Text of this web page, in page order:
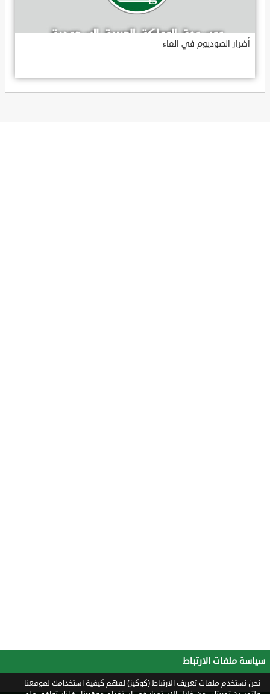
أضرار الصوديوم في الماء
سياسة ملفات الارتباط
نحن نستخدم ملفات تعريف الارتباط (كوكيز) لفهم كيفية استخدامك لموقعنا